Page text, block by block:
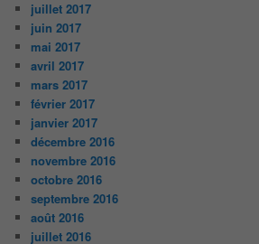
juillet 2017
juin 2017
mai 2017
avril 2017
mars 2017
février 2017
janvier 2017
décembre 2016
novembre 2016
octobre 2016
septembre 2016
août 2016
juillet 2016